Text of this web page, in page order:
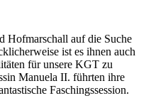
Hofmarschall auf die Suche
ist es ihnen auch
für unsere KGT zu
Manuela II. führten ihre
Faschingssession.